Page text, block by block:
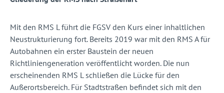
Mit den RMS L führt die FGSV den Kurs einer inhaltlichen
Neustrukturierung fort. Bereits 2019 war mit den RMS A für
Autobahnen ein erster Baustein der neuen
Richtliniengeneration veröffentlicht worden. Die nun
erscheinenden RMS L schließen die Lücke für den
Außerortsbereich. Für Stadtstraßen befindet sich mit den